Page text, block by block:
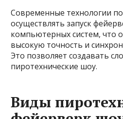
Современные технологии
осуществлять запуск
компьютерных систем, что
высокую точность и
Это позволяет создавать
пиротехнические шоу.
Виды